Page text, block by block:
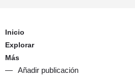
Inicio
Explorar
Más
Añadir publicación